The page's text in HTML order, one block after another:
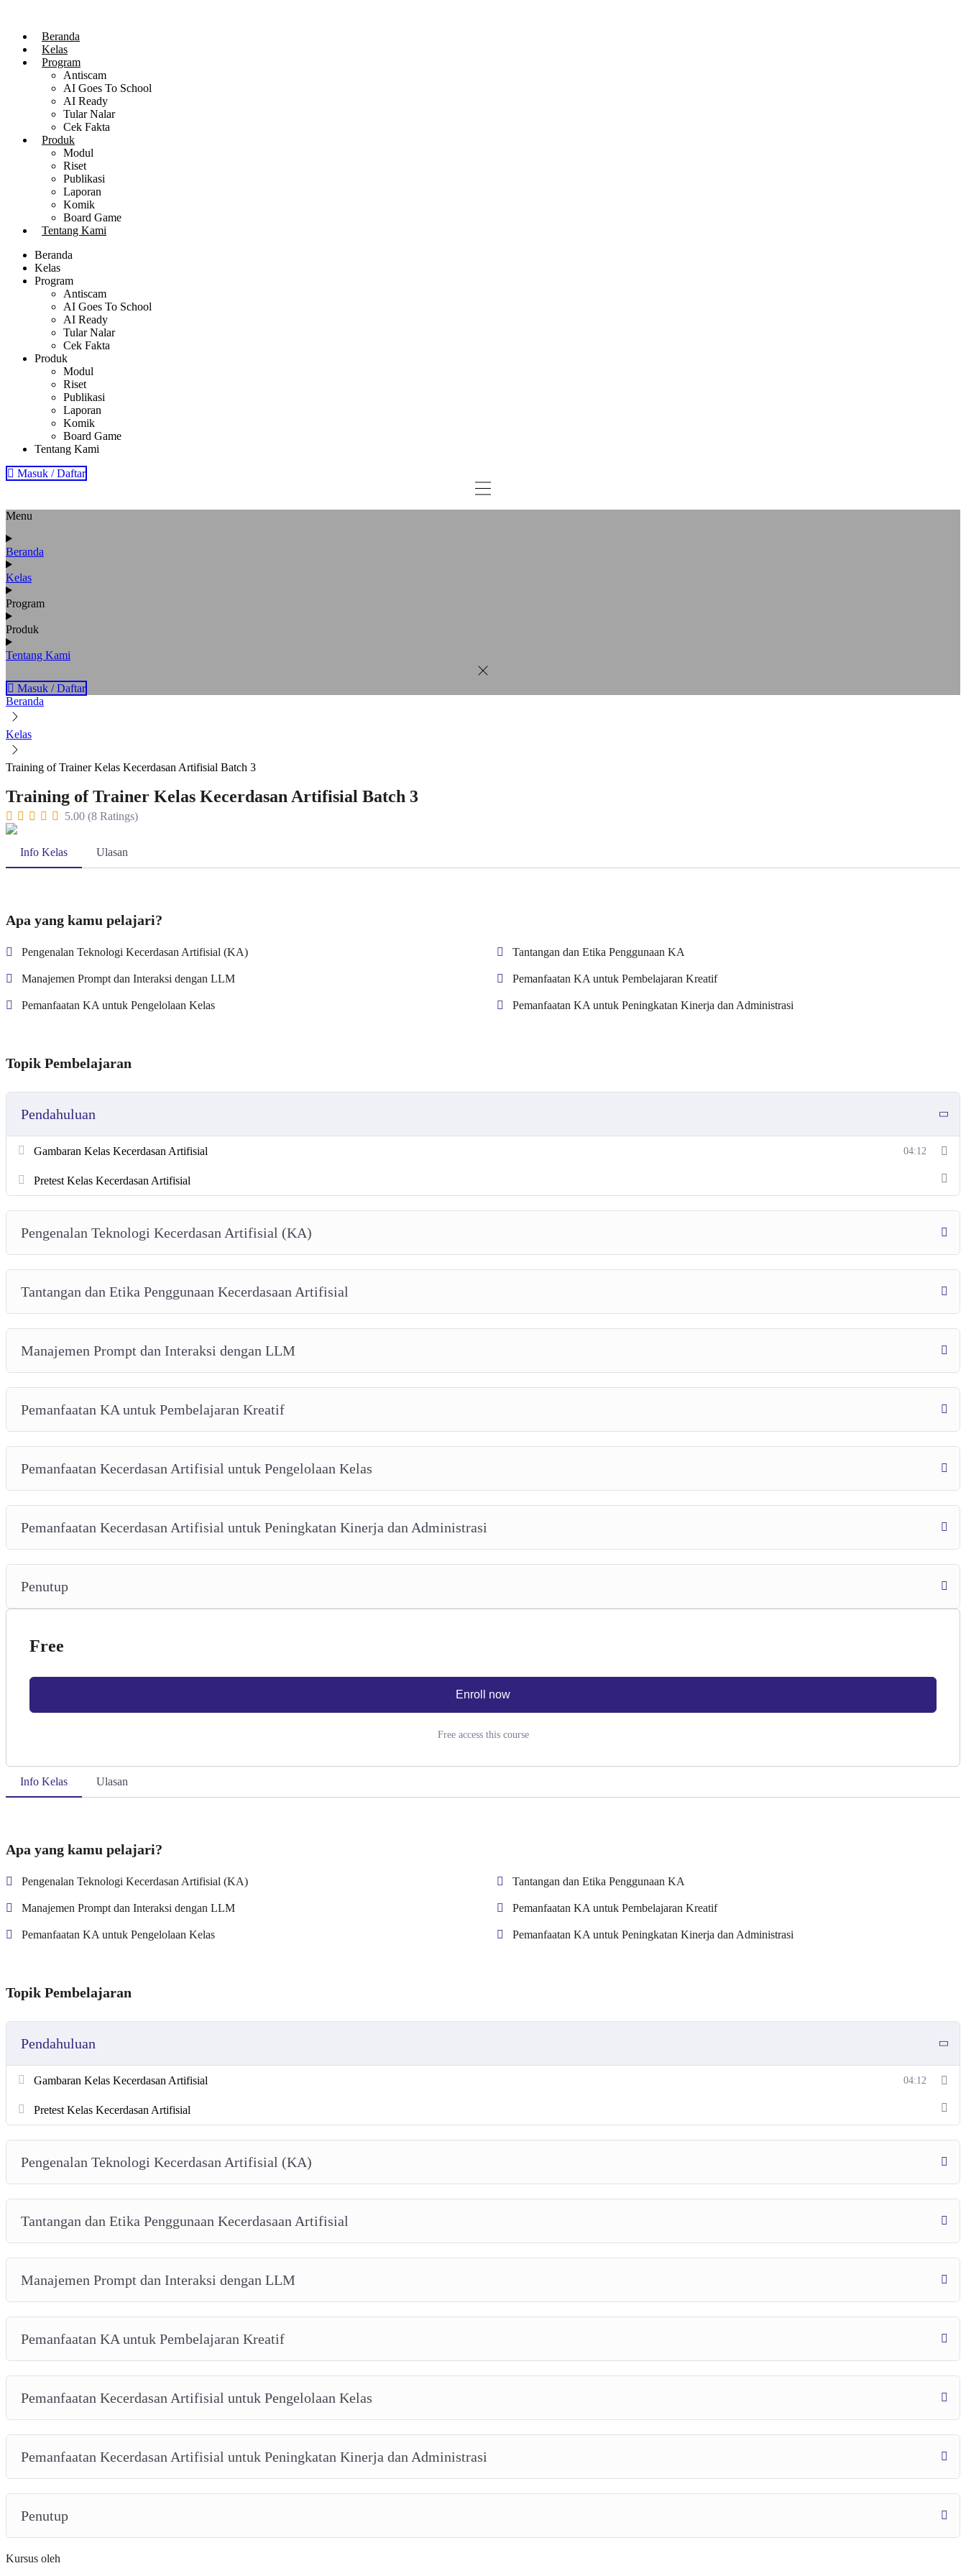
konten
Beranda
Kelas
Program
Antiscam
AI Goes To School
AI Ready
Tular Nalar
Cek Fakta
Produk
Modul
Riset
Publikasi
Laporan
Komik
Board Game
Tentang Kami
Beranda
Kelas
Program
Antiscam
AI Goes To School
AI Ready
Tular Nalar
Cek Fakta
Produk
Modul
Riset
Publikasi
Laporan
Komik
Board Game
Tentang Kami
Masuk / Daftar
Menu
Beranda
Kelas
Program
Produk
Tentang Kami
Masuk / Daftar
Beranda
Kelas
Training of Trainer Kelas Kecerdasan Artifisial Batch 3
Training of Trainer Kelas Kecerdasan Artifisial Batch 3
5.00 (8 Ratings)
Info Kelas Ulasan
Apa yang kamu pelajari?
Pengenalan Teknologi Kecerdasan Artifisial (KA) Tantangan dan Etika Penggunaan KA
Manajemen Prompt dan Interaksi dengan LLM Pemanfaatan KA untuk Pembelajaran Kreatif
Pemanfaatan KA untuk Pengelolaan Kelas Pemanfaatan KA untuk Peningkatan Kinerja dan Administrasi
Topik Pembelajaran
Pendahuluan
Gambaran Kelas Kecerdasan Artifisial 04:12
Pretest Kelas Kecerdasan Artifisial
Pengenalan Teknologi Kecerdasan Artifisial (KA)
Tantangan dan Etika Penggunaan Kecerdasaan Artifisial
Manajemen Prompt dan Interaksi dengan LLM
Pemanfaatan KA untuk Pembelajaran Kreatif
Pemanfaatan Kecerdasan Artifisial untuk Pengelolaan Kelas
Pemanfaatan Kecerdasan Artifisial untuk Peningkatan Kinerja dan Administrasi
Penutup
Free
Enroll now
Free access this course
Info Kelas Ulasan
Apa yang kamu pelajari?
Pengenalan Teknologi Kecerdasan Artifisial (KA) Tantangan dan Etika Penggunaan KA
Manajemen Prompt dan Interaksi dengan LLM Pemanfaatan KA untuk Pembelajaran Kreatif
Pemanfaatan KA untuk Pengelolaan Kelas Pemanfaatan KA untuk Peningkatan Kinerja dan Administrasi
Topik Pembelajaran
Pendahuluan
Gambaran Kelas Kecerdasan Artifisial 04:12
Pretest Kelas Kecerdasan Artifisial
Pengenalan Teknologi Kecerdasan Artifisial (KA)
Tantangan dan Etika Penggunaan Kecerdasaan Artifisial
Manajemen Prompt dan Interaksi dengan LLM
Pemanfaatan KA untuk Pembelajaran Kreatif
Pemanfaatan Kecerdasan Artifisial untuk Pengelolaan Kelas
Pemanfaatan Kecerdasan Artifisial untuk Peningkatan Kinerja dan Administrasi
Penutup
Kursus oleh